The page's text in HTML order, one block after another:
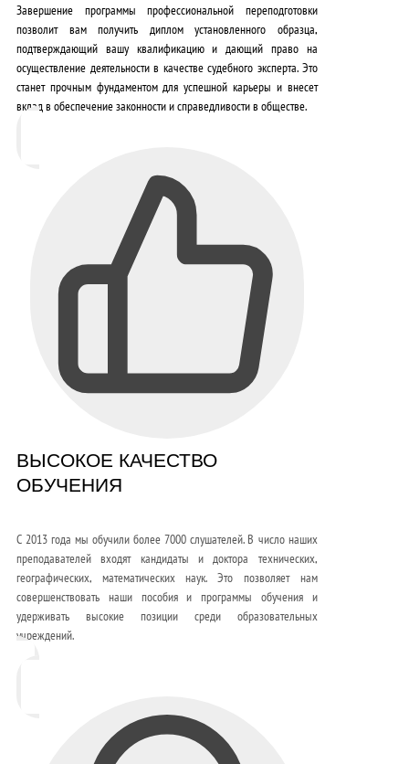
Завершение программы профессиональной переподготовки
позволит вам получить диплом установленного образца,
подтверждающий вашу квалификацию и дающий право на
осуществление деятельности в качестве судебного эксперта. Это
станет прочным фундаментом для успешной карьеры и внесет
вклад в обеспечение законности и справедливости в обществе.
ВЫСОКОЕ КАЧЕСТВО
ОБУЧЕНИЯ
С 2013 года мы обучили более 7000 слушателей. В число наших
преподавателей входят кандидаты и доктора технических,
географических, математических наук. Это позволяет нам
совершенствовать наши пособия и программы обучения и
удерживать высокие позиции среди образовательных
учреждений.